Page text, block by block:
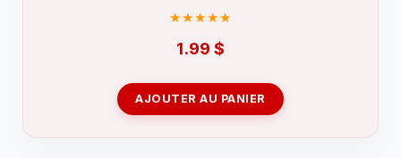
1.99 $
AJOUTER AU PANIER